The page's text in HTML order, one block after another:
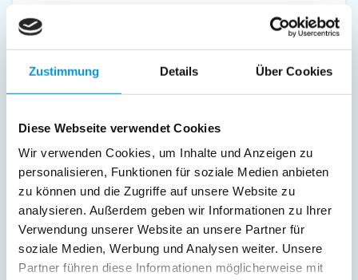
Zustimmung Details Über Cookies
Diese Webseite verwendet Cookies
Wir verwenden Cookies, um Inhalte und Anzeigen zu
personalisieren, Funktionen für soziale Medien anbieten
zu können und die Zugriffe auf unsere Website zu
analysieren. Außerdem geben wir Informationen zu Ihrer
Verwendung unserer Website an unsere Partner für
soziale Medien, Werbung und Analysen weiter. Unsere
Partner führen diese Informationen möglicherweise mit
Geschirrtücher inkl.
Sonstiges:
Sie möchten Ihre kleine Auszeit am Meer gemeinsam mit
Ihrer Familie oder Ihren Freunden verbringen? Gegenüber
auf der gleichen Etage befindet sich das Appartment
"Möwennest App. 2"
Beschreibung